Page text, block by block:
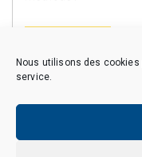
Nous utilisons des
service.
Copyright © 2026
Politique de cookies